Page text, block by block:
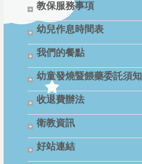
教保服務事項
幼兒作息時間表
我們的餐點
幼童發燒暨餵藥委託須知
收退費辦法
衛教資訊
好站連結